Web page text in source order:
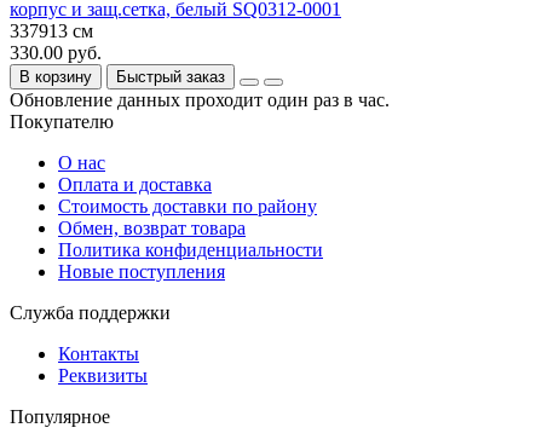
корпус и защ.сетка, белый SQ0312-0001
337913 см
330.00 руб.
В корзину Быстрый заказ
Обновление данных проходит один раз в час.
Покупателю
О нас
Оплата и доставка
Стоимость доставки по району
Обмен, возврат товара
Политика конфиденциальности
Новые поступления
Служба поддержки
Контакты
Реквизиты
Популярное